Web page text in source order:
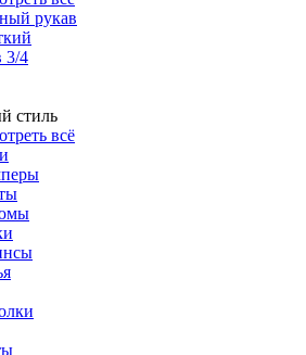
рукав
3/4
стиль
всё